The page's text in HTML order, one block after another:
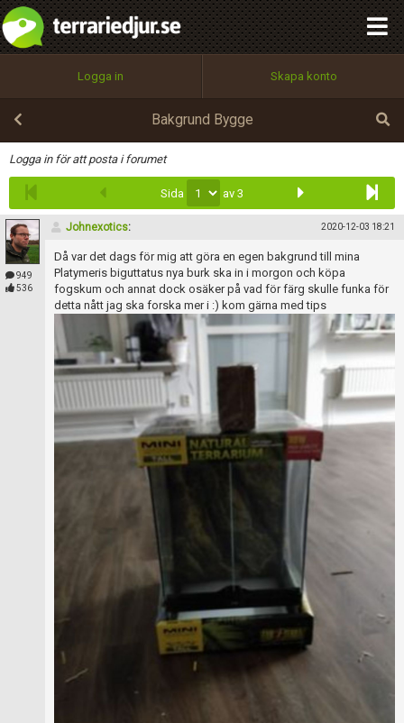
Logga in Skapa konto
Bakgrund Bygge
Logga in för att posta i forumet
Sida av 3
949
536
Johnexotics: 2020-12-03 18:21
Då var det dags för mig att göra en egen bakgrund till mina
Platymeris biguttatus nya burk ska in i morgon och köpa
fogskum och annat dock osäker på vad för färg skulle funka för
detta nått jag ska forska mer i :) kom gärna med tips
Infoga
Utför
100%
OK
integritetspolicy
Namn:
Epost:
Användarnamn:
Lösenord:
Privacy Policy
Terms of Service
Skapa konto
Begär nytt lösenord
Tillbaka till förstasidan